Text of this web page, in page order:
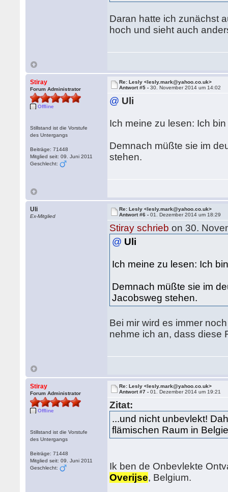
Daran hatte ich zunächst
hoch und sieht auch
Stiray
Forum Administrator
Offline
Stillstand ist die Vorstufe
des Untergangs
Beiträge: 71448
Mitglied seit: 09. Juni 2011
Geschlecht:
Re: Lesly <lesly.mark@yahoo.co.uk>
Antwort #5 -30. November 2014 um 14:02
@ Uli
Ich meine zu lesen: Ich
Demnach müßte sie im
stehen.
Uli
Ex-Mitglied
Re: Lesly <lesly.mark@yahoo.co.uk>
Antwort #6 -01. Dezember 2014 um 18:29
Stiray schrieb on 30.
@ Uli
Ich meine zu lesen: Ich
Demnach müßte sie im
Jacobsweg stehen.
Bei mir wird es immer
nehme ich an, dass diese
Stiray
Forum Administrator
Offline
Stillstand ist die Vorstufe
des Untergangs
Beiträge: 71448
Mitglied seit: 09. Juni 2011
Geschlecht:
Re: Lesly <lesly.mark@yahoo.co.uk>
Antwort #7 -01. Dezember 2014 um 19:21
Zitat:
...und nicht unbevlekt!
flämischen Raum in
Ik ben de Onbevlekte
Overijse, Belgium.